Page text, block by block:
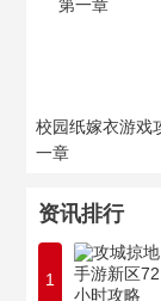
校园纸嫁衣游戏
一章
资讯排行
1